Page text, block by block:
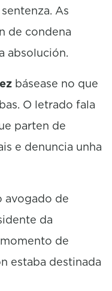
As
de condena
absolución.
básease no que
O letrado fala
parten de
e denuncia unha
avogado de
da
de
estaba destinada